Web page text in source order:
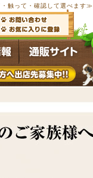
触って・確認して選べます≫